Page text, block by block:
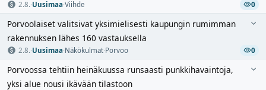
2.8.·Uusimaa·Viihde 0
Porvoolaiset valitsivat yksimielisesti kaupungin rumimman
rakennuksen lähes 160 vastauksella
2.8.·Uusimaa·Näkökulmat·Porvoo 0
Porvoossa tehtiin heinäkuussa runsaasti punkkihavaintoja,
yksi alue nousi ikävään tilastoon